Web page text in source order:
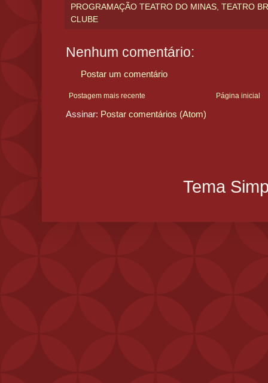
PROGRAMAÇÃO TEATRO DO MINAS, TEATRO
CLUBE
Nenhum comentário:
Postar um comentário
Postagem mais recente Página inicial
Assinar: Postar comentários (Atom)
Tema